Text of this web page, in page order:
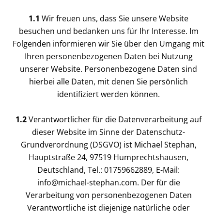
1.1 Wir freuen uns, dass Sie unsere Website
besuchen und bedanken uns für Ihr Interesse. Im
Folgenden informieren wir Sie über den Umgang mit
Ihren personenbezogenen Daten bei Nutzung
unserer Website. Personenbezogene Daten sind
hierbei alle Daten, mit denen Sie persönlich
identifiziert werden können.
1.2Verantwortlicher für die Datenverarbeitung auf
dieser Website im Sinne der Datenschutz-
Grundverordnung (DSGVO) ist Michael Stephan,
Hauptstraße 24, 97519 Humprechtshausen,
Deutschland, Tel.: 01759662889, E-Mail:
info@michael-stephan.com. Der für die
Verarbeitung von personenbezogenen Daten
Verantwortliche ist diejenige natürliche oder